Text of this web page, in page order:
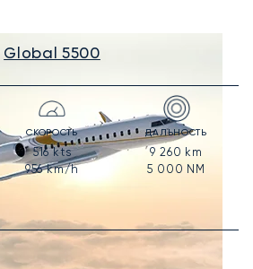
Global 5500
СКОРОСТЬ
516kts
956km/h
ДАЛЬНОСТЬ
9 260 km
5 000 NM